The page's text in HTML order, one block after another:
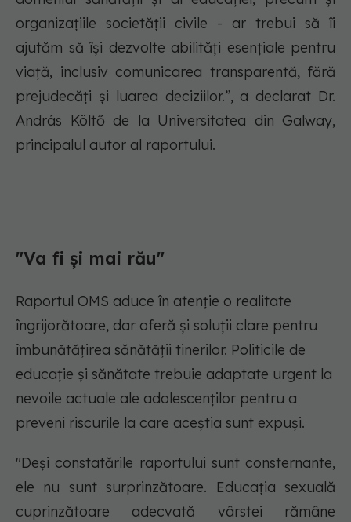
organizațiile societății civile - ar trebui să îi
ajutăm să își dezvolte abilități esențiale pentru
viață, inclusiv comunicarea transparentă, fără
prejudecăți și luarea deciziilor.”, a declarat Dr.
András Költő de la Universitatea din Galway,
principalul autor al raportului.
"Va fi și mai rău"
Raportul OMS aduce în atenție o realitate
îngrijorătoare, dar oferă și soluții clare pentru
îmbunătățirea sănătății tinerilor. Politicile de
educație și sănătate trebuie adaptate urgent la
nevoile actuale ale adolescenților pentru a
preveni riscurile la care aceștia sunt expuși.
"Deși constatările raportului sunt consternante,
ele nu sunt surprinzătoare. Educația sexuală
cuprinzătoare adecvată vârstei rămâne